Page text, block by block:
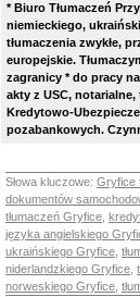
* Biuro Tłumaczeń
niemieckiego,
tłumaczenia zwykłe,
europejskie.
zagranicy * do pracy
akty z USC,
Kredytowo-
pozabankowych.
Słowa kluczowe: Gryfice
dokumentów
tłumaczeń Gryfice
języka angielskiego
ukraińskiego Gryfice
niderlandzkiego Gryfice
norweskiego Gryfice